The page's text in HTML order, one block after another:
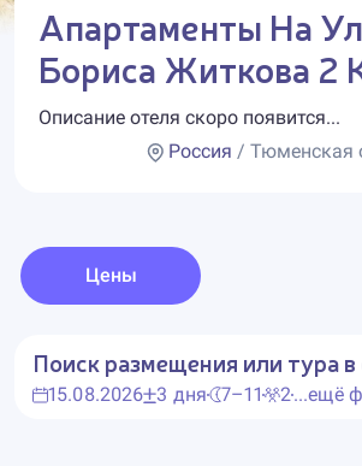
Апартаменты На
Бориса Житкова 2
Описание отеля скоро появится...
Россия / Тюменская
Цены
Поиск размещения или тура в
15.08.2026 3 дня 7–11 2...ещё